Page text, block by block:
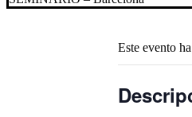
Este evento